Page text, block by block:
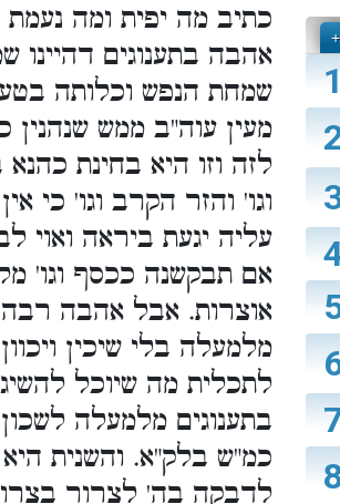
כתיב מה יפית ומה
אהבה בתענוגים
שמחת הנפש וכלותה
מעין עוה"ב ממש
לזה וזו היא בחינת
וגו' והזר הקרב וגו' כי
עליה יגעת ביראה ואוי
אם תבקשנה ככסף וגו'
אוצרות. אבל אהבה רבה
מלמעלה בלי שיכין
לתכלית מה שיוכל
בתענוגים מלמעלה
כמ"ש בלק"א. והשנית
לדבקה בה' לצרור